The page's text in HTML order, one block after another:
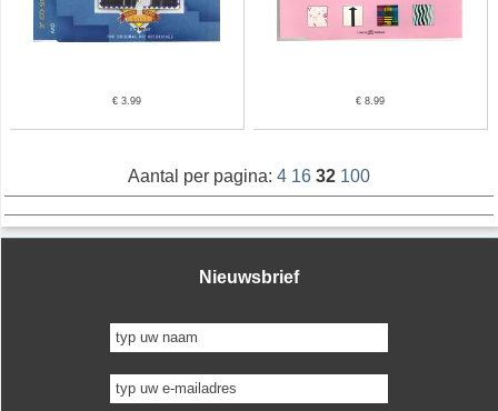
€ 3.99 € 8.99
Aantal per pagina: 4 16 32 100
Nieuwsbrief